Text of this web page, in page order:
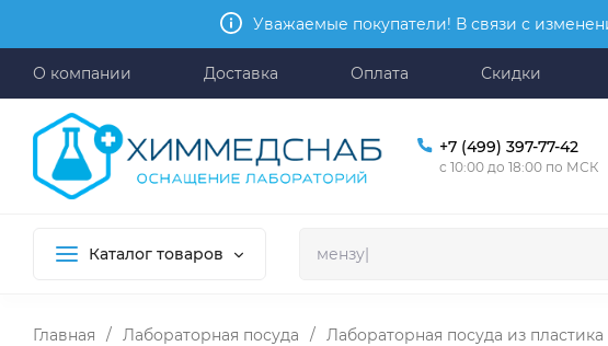
Уважаемые покупатели! В связи с
О компании Доставка Оплата Скидки
+7 (499) 397-77-42
с 10:00 до 18:00 по МСК
Каталог товаров
Главная / Лабораторная посуда / Лабораторная посуда из пластика